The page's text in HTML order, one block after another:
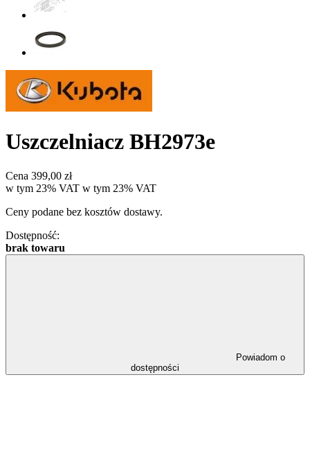
Uszczelniacz BH2973e
Cena 399,00 zł
w tym 23% VAT w tym 23% VAT
Ceny podane bez kosztów dostawy.
Dostępność:
brak towaru
dostępności